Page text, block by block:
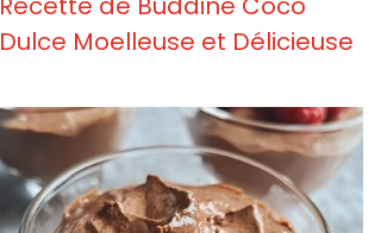
Dulce Moelleuse et Délicieuse